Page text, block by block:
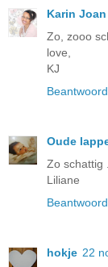
Karin Joan
Zo, zooo
love,
KJ
Oude
Zo schattig
Liliane
hokje 22